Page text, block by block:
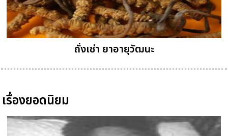
ถั่งเช่า ยาอายุวัฒนะ
เรื่องยอดนิยม